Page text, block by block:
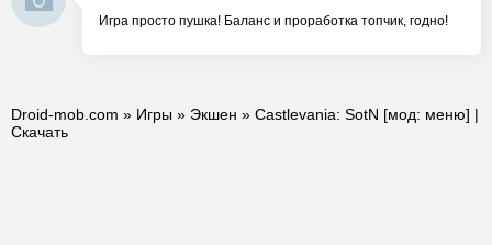
Игра просто пушка! Баланс и проработка топчик, годно!
Droid-mob.com » Игры » Экшен » Castlevania: SotN [мод: меню] |
Скачать